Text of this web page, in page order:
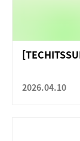
2026.04.10